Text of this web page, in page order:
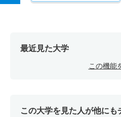
最近見た大学
この機能
この大学を見た人が他にも